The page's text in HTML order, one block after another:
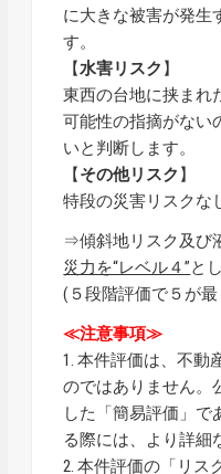
に大きな被害が発生
す。
【水害リスク 】
東西の台地に挟まれ
可能性の指摘がない
いと判断します。
【その他リスク 】
特段の災害リスクな
⇒傾斜地リスク及び
災力を“レベル４”と
(５段階評価で５が
≪注意事項≫
1. 本件評価は、不動
のではありません。
した「簡易評価」で
る際には、より詳細
2. 本件評価の「リス